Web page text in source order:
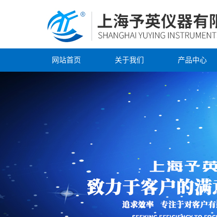
网站首页 关于我们 产品中心